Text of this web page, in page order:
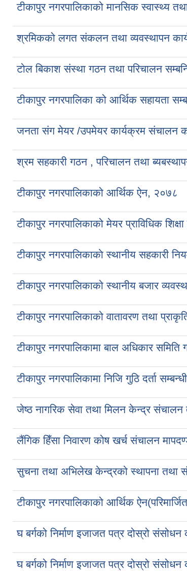
टीकापुर नगरपालिकाको मानसिक स्वास्थ्य
श्रमिकको लगत संकलन तथा व्यवस्थापन
टोल बिकाश संस्था गठन तथा परिचालन
टीकापुर नगरपालिका को आर्थिक सहायता
जनता संग मेयर /उपमेयर कार्यक्रम संचालन
श्रम सहकारी गठन , परिचालन तथा
टीकापुर नगरपालिकाको आर्थिक ऐन, २०७८
टीकापुर नगरपालिकाको मेयर प्राविधिक
टीकापुर नगरपालिकाकाे स्थानीय सहकारी
टीकापुर नगरपालिकाको स्थानीय बजार
टीकापुर नगरपालिकाको वातावरण तथा
टीकापुर नगरपालिकामा बाल अधिकार समिति
टीकापुर नगरपालिकामा निजि गुठि दर्ता
जेष्ठ नागरिक सेवा तथा मिलन केन्द्र संचालन
लैंगिक हिँसा निवारण कोष खर्च संचालन
सुचना तथा अभिलेख केन्द्रको स्थापना तथा
टीकापुर नगरपालिकाको आर्थिक
घ बर्गको निर्माण इजाजत पत्र दोस्रो संसोधन
घ बर्गको निर्माण इजाजत पत्र दोस्रो संसोधन